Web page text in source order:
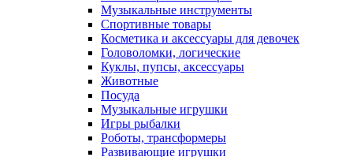
Музыкальные инструменты
Спортивные товары
Косметика и аксессуары для девочек
Головоломки, логические
Куклы, пупсы, аксессуары
Животные
Посуда
Музыкальные игрушки
Игры рыбалки
Роботы, трансформеры
Развивающие игрушки